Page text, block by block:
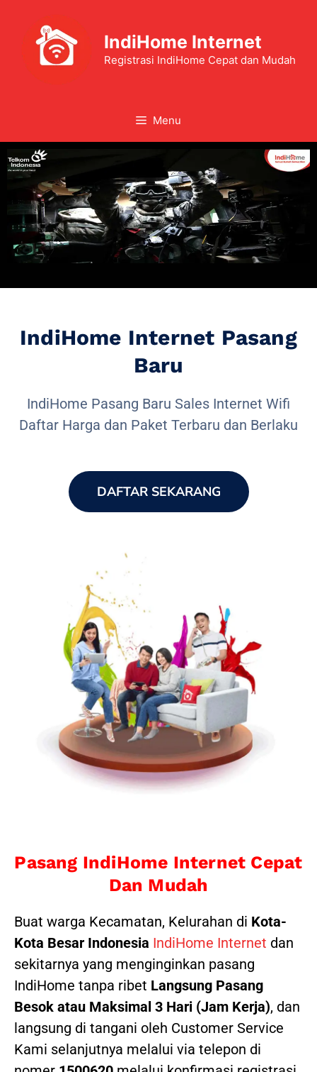
IndiHome Internet
Registrasi IndiHome Cepat dan Mudah
Menu
IndiHome Internet Pasang
Baru
IndiHome Pasang Baru Sales Internet Wifi
Daftar Harga dan Paket Terbaru dan Berlaku
DAFTAR SEKARANG
Pasang IndiHome Internet Cepat
Dan Mudah
Buat warga Kecamatan, Kelurahan di Kota-
Kota Besar Indonesia IndiHome Internet dan
sekitarnya yang menginginkan pasang
IndiHome tanpa ribet Langsung Pasang
Besok atau Maksimal 3 Hari (Jam Kerja), dan
langsung di tangani oleh Customer Service
Kami selanjutnya melalui via telepon di